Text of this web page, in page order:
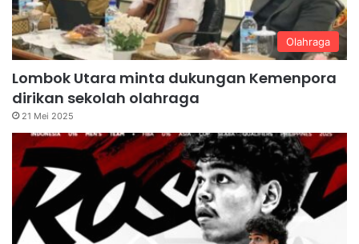
Olahraga
Lombok Utara minta dukungan Kemenpora
dirikan sekolah olahraga
21 Mei 2025